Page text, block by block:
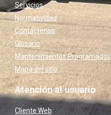
Servicios
Normatividad
Contáctenos
Glosario
Mantenimientos Programados
Mapa del sitio
Atención al usuario
Cliente Web